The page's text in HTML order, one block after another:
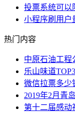
投票系统可以
小程序刷用户
热门内容
中原石油工程
乐山味道
微信拉票多少
2019年2月青
第十二届感动